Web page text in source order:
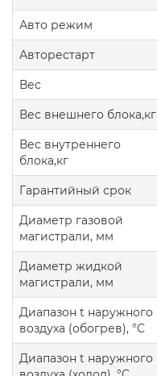
Авто режим
Авторестарт
Вес
Вес внешнего блока,кг
Вес внутреннего
блока,кг
Гарантийный срок
Диаметр газовой
магистрали, мм
Диаметр жидкой
магистрали, мм
Диапазон t наружного
воздуха (обогрев), °C
Диапазон t наружного